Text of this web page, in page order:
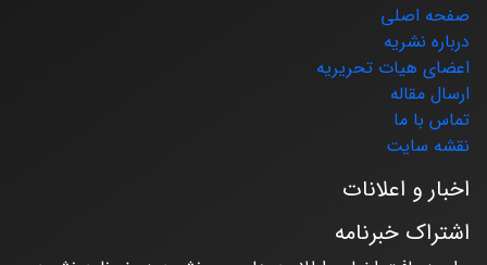
صفحه اصلی
درباره نشریه
اعضای هیات تحریریه
ارسال مقاله
تماس با ما
نقشه سایت
اخبار و اعلانات
اشتراک خبرنامه